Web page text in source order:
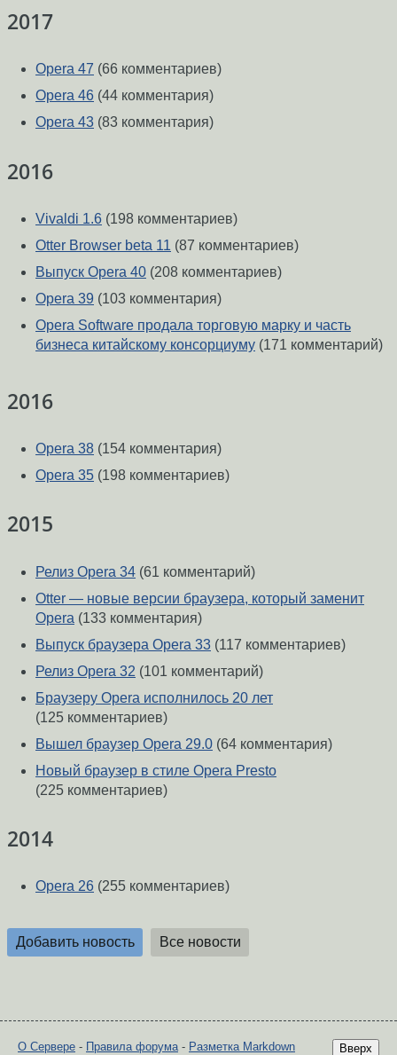
2017
Opera 47 (66 комментариев)
Opera 46 (44 комментария)
Opera 43 (83 комментария)
2016
Vivaldi 1.6 (198 комментариев)
Otter Browser beta 11 (87 комментариев)
Выпуск Opera 40 (208 комментариев)
Opera 39 (103 комментария)
Opera Software продала торговую марку и часть
бизнеса китайскому консорциуму (171 комментарий)
2016
Opera 38 (154 комментария)
Opera 35 (198 комментариев)
2015
Релиз Opera 34 (61 комментарий)
Otter — новые версии браузера, который заменит
Opera (133 комментария)
Выпуск браузера Opera 33 (117 комментариев)
Релиз Opera 32 (101 комментарий)
Браузеру Opera исполнилось 20 лет
(125 комментариев)
Вышел браузер Opera 29.0 (64 комментария)
Новый браузер в стиле Opera Presto
(225 комментариев)
2014
Opera 26 (255 комментариев)
Добавить новость Все новости
Вверх
О Сервере - Правила форума - Разметка Markdown